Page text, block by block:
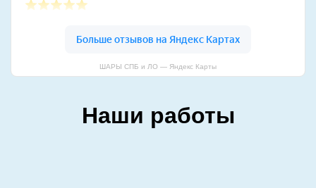
ШАРЫ СПБ и ЛО — Яндекс Карты
Наши работы